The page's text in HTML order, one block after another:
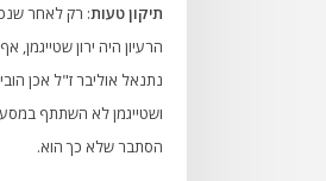
תיקון טעות: רק לאחר
הרעיון היה ירון
נתנאל אוליבר ז"ל אכן
ושטייגמן לא השתתף במסע
הסתבר שלא כך הוא.